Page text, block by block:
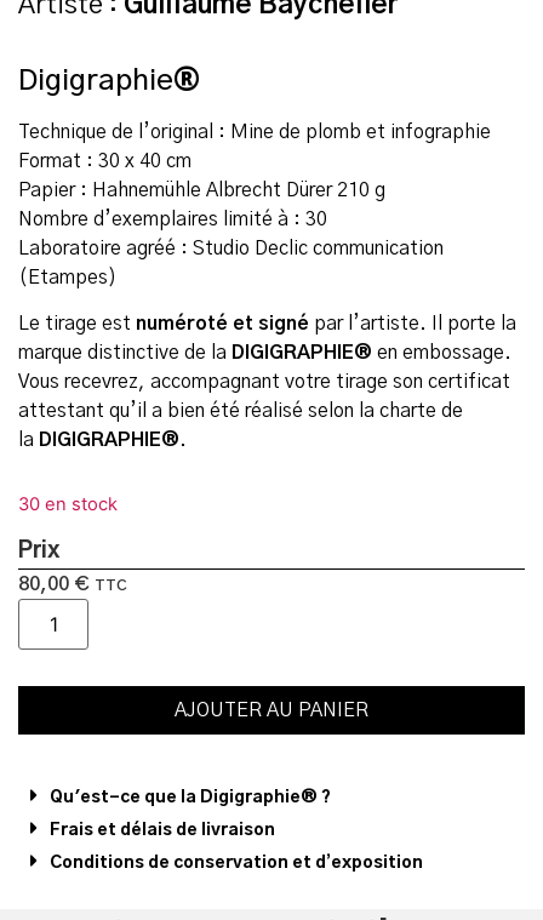
Digigraphie®
Technique de l’original : Mine de plomb et infographie
Format : 30 x 40 cm
Papier : Hahnemühle Albrecht Dürer 210 g
Nombre d’exemplaires limité à : 30
Laboratoire agréé : Studio Declic communication
(Etampes)
Le tirage est numéroté et signé par l’artiste. Il porte la
marque distinctive de la DIGIGRAPHIE® en embossage.
Vous recevrez, accompagnant votre tirage son certificat
attestant qu’il a bien été réalisé selon la charte de
la DIGIGRAPHIE®.
30 en stock
Prix
80,00 € TTC
AJOUTER AU PANIER
Qu'est-ce que la Digigraphie® ?
Frais et délais de livraison
Conditions de conservation et d’exposition